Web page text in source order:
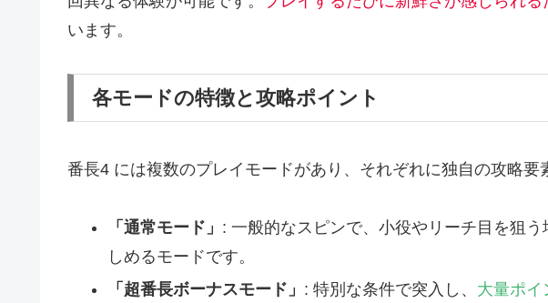
います。
各モードの特徴と攻略ポイント
番長4 には複数のプレイモードがあり、それぞれに独自の攻略要
「通常モード」 : 一般的なスピンで、小役やリーチ目を狙
しめるモードです。
「超番長ボーナスモード」 : 特別な条件で突入し、 大量ポイ